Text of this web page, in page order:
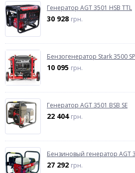
Генератор AGT 3501 HSB TTL
30 928 грн.
Бензогенератор Stark 3500
10 095 грн.
Генератор AGT 3501 BSB SE
22 404 грн.
Бензиновый генератор AGT
27 292 грн.